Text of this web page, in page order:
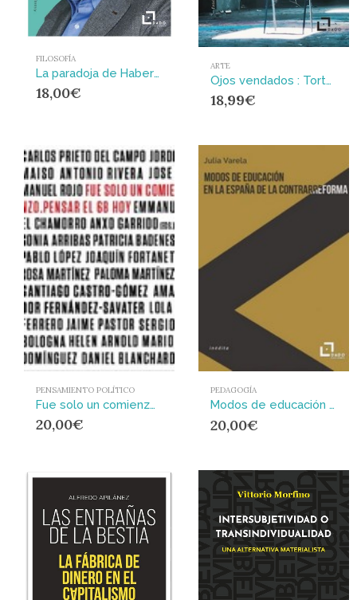
FILOSOFÍA
La paradoja de Habermas : ¿Qué sucede cuando se aplica la Teoría de la Acción Comunicativa a debates actuales?
18,00€
ARTE
Ojos vendados : Tortura y representación en la cultura visual contemporánea
18,99€
PENSAMIENTO POLÍTICO
Fue solo un comienzo : Pensar el 68 hoy
20,00€
PEDAGOGÍA
Modos de educación en la España de la Contrarreforma
20,00€